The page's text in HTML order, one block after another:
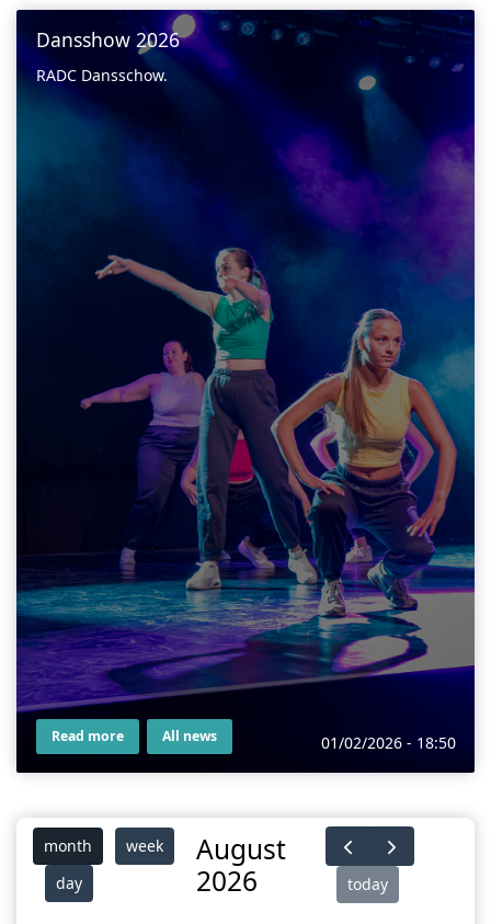
Dansshow 2026
RADC Dansschow.
Read more All news 01/02/2026 - 18:50
month
week
day
August
2026
today